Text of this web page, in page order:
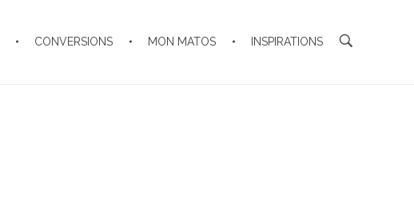
CONVERSIONS MON MATOS INSPIRATIONS